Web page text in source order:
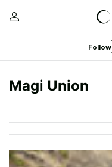
Follow
Magi Union